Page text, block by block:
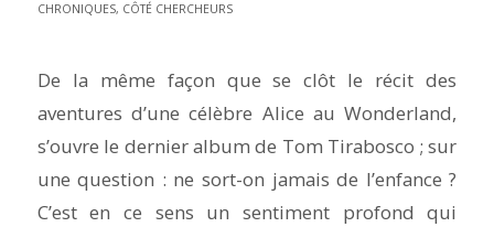
CHRONIQUES, CÔTÉ CHERCHEURS
De la même façon que se clôt le récit des
aventures d’une célèbre Alice au Wonderland,
s’ouvre le dernier album de Tom Tirabosco ; sur
une question : ne sort-on jamais de l’enfance ?
C’est en ce sens un sentiment profond qui